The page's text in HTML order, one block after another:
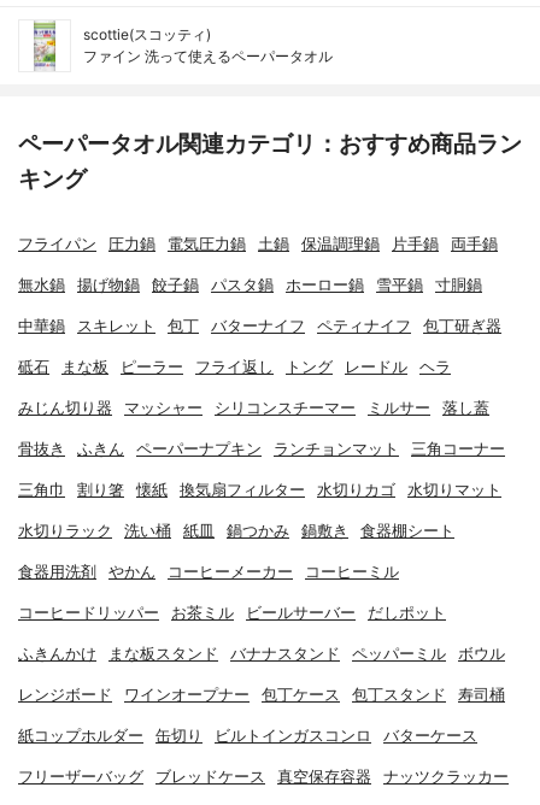
scottie(スコッティ)
ファイン 洗って使えるペーパータオル
ペーパータオル関連カテゴリ：おすすめ商品ラン
キング
フライパン 圧力鍋 電気圧力鍋 土鍋 保温調理鍋 片手鍋 両手鍋
無水鍋 揚げ物鍋 餃子鍋 パスタ鍋 ホーロー鍋 雪平鍋 寸胴鍋
中華鍋 スキレット 包丁 バターナイフ ペティナイフ 包丁研ぎ器
砥石 まな板 ピーラー フライ返し トング レードル ヘラ
みじん切り器 マッシャー シリコンスチーマー ミルサー 落し蓋
骨抜き ふきん ペーパーナプキン ランチョンマット 三角コーナー
三角巾 割り箸 懐紙 換気扇フィルター 水切りカゴ 水切りマット
水切りラック 洗い桶 紙皿 鍋つかみ 鍋敷き 食器棚シート
食器用洗剤 やかん コーヒーメーカー コーヒーミル
コーヒードリッパー お茶ミル ビールサーバー だしポット
ふきんかけ まな板スタンド バナナスタンド ペッパーミル ボウル
レンジボード ワインオープナー 包丁ケース 包丁スタンド 寿司桶
紙コップホルダー 缶切り ビルトインガスコンロ バターケース
フリーザーバッグ ブレッドケース 真空保存容器 ナッツクラッカー